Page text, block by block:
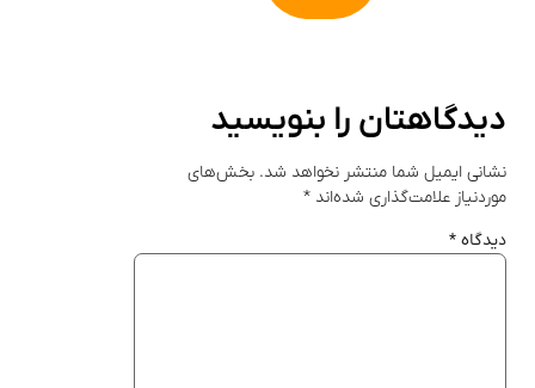
دیدگاهتان را بنویسید
نشانی ایمیل شما منتشر نخواهد شد. بخش‌های
موردنیاز علامت‌گذاری شده‌اند *
دیدگاه *